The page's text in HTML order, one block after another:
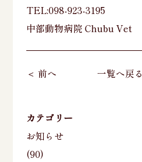
TEL:098-923-3195
中部動物病院 Chubu Vet
＜ 前へ 一覧へ戻る
カテゴリー
お知らせ
(90)